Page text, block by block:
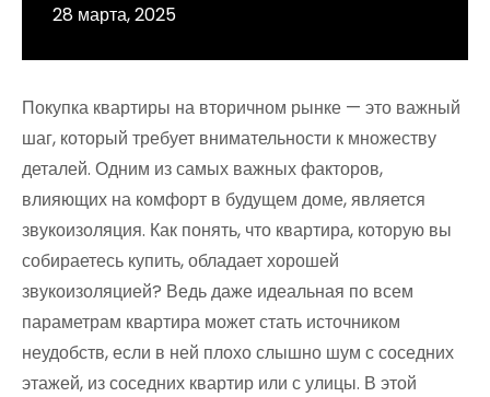
28 марта, 2025
Покупка квартиры на вторичном рынке — это важный
шаг, который требует внимательности к множеству
деталей. Одним из самых важных факторов,
влияющих на комфорт в будущем доме, является
звукоизоляция. Как понять, что квартира, которую вы
собираетесь купить, обладает хорошей
звукоизоляцией? Ведь даже идеальная по всем
параметрам квартира может стать источником
неудобств, если в ней плохо слышно шум с соседних
этажей, из соседних квартир или с улицы. В этой